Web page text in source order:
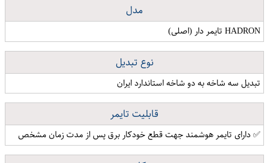
مدل
HADRON تایمر دار (اصلی)
نوع تبدیل
تبدیل سه شاخه به دو شاخه استاندارد ایران
قابلیت تایمر
✅ دارای تایمر هوشمند جهت قطع خودکار برق پس از مدت زمان مشخص